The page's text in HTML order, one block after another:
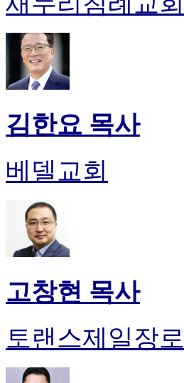
김한요 목사
베델교회
고창현 목사
토랜스제일장